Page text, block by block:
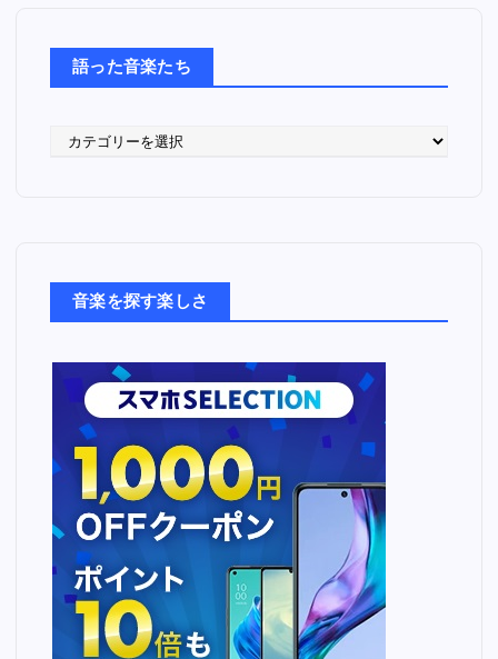
語った音楽たち
音楽を探す楽しさ